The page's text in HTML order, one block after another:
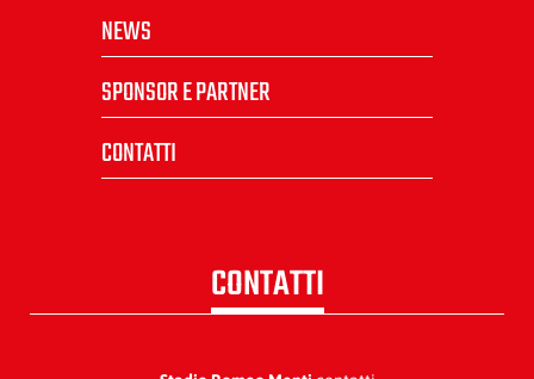
NEWS
SPONSOR E PARTNER
CONTATTI
CONTATTI